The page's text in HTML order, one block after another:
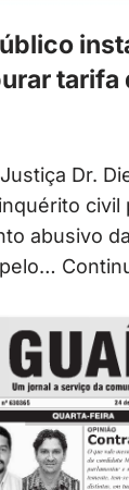
tarifa
Dr.
civil
abusivo